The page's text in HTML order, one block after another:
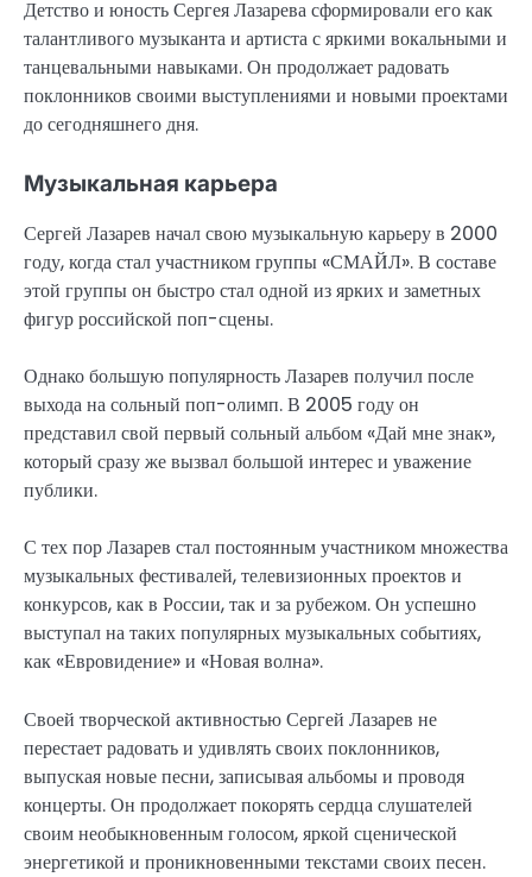
Детство и юность Сергея Лазарева сформировали его как
талантливого музыканта и артиста с яркими вокальными и
танцевальными навыками. Он продолжает радовать
поклонников своими выступлениями и новыми проектами
до сегодняшнего дня.
Музыкальная карьера
Сергей Лазарев начал свою музыкальную карьеру в 2000
году, когда стал участником группы «СМАЙЛ». В составе
этой группы он быстро стал одной из ярких и заметных
фигур российской поп-сцены.
Однако большую популярность Лазарев получил после
выхода на сольный поп-олимп. В 2005 году он
представил свой первый сольный альбом «Дай мне знак»,
который сразу же вызвал большой интерес и уважение
публики.
С тех пор Лазарев стал постоянным участником множества
музыкальных фестивалей, телевизионных проектов и
конкурсов, как в России, так и за рубежом. Он успешно
выступал на таких популярных музыкальных событиях,
как «Евровидение» и «Новая волна».
Своей творческой активностью Сергей Лазарев не
перестает радовать и удивлять своих поклонников,
выпуская новые песни, записывая альбомы и проводя
концерты. Он продолжает покорять сердца слушателей
своим необыкновенным голосом, яркой сценической
энергетикой и проникновенными текстами своих песен.